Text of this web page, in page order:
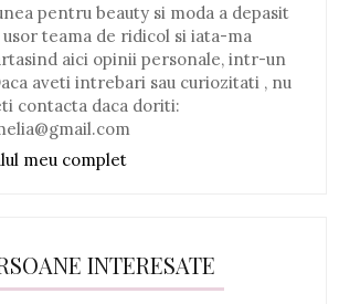
pentru beauty si moda a depasit
usor teama de ridicol si iata-ma
aici opinii personale, intr-un
aveti intrebari sau curiozitati , nu
contacta daca doriti:
meu complet
INTERESATE